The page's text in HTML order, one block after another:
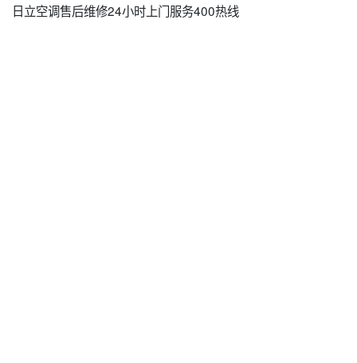
日立空调售后维修24小时上门服务400热线